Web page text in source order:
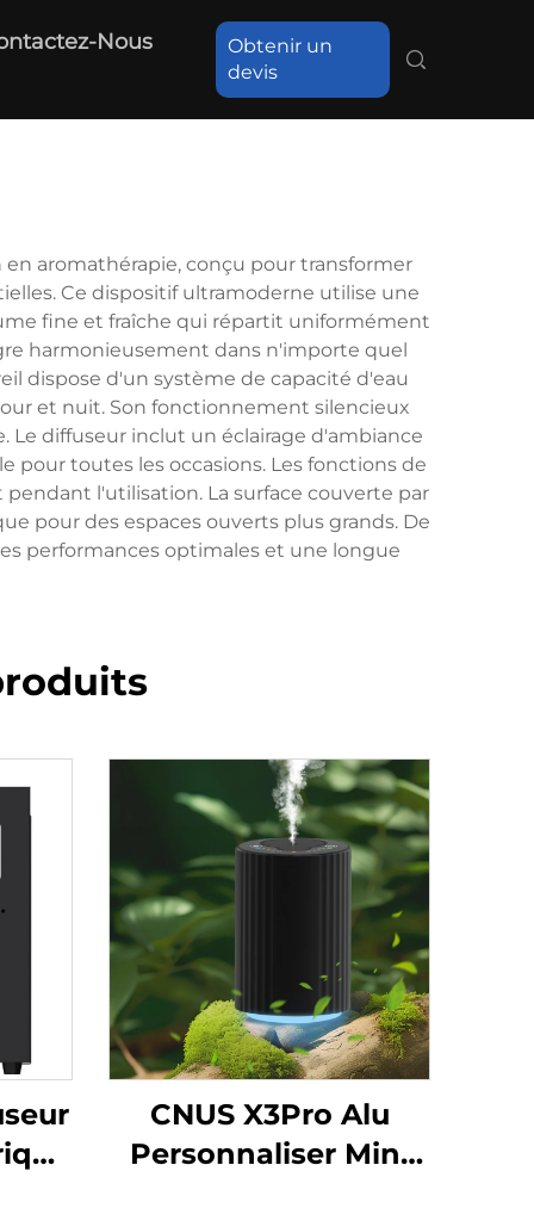
Nous
Obtenir un
devis
aromathérapie, conçu pour transformer
Ce dispositif ultramoderne utilise une
fine et fraîche qui répartit uniformément
harmonieusement dans n'importe quel
dispose d'un système de capacité d'eau
et nuit. Son fonctionnement silencieux
Le diffuseur inclut un éclairage d'ambiance
pour toutes les occasions. Les fonctions de
l'utilisation. La surface couverte par
pour des espaces ouverts plus grands. De
performances optimales et une longue
CNUS X3Pro Alu
Personnaliser Mini